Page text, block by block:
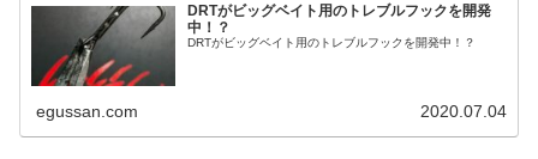
DRTがビッグベイト用のトレブルフックを開発
中！？
DRTがビッグベイト用のトレブルフックを開発中！？
egussan.com 2020.07.04